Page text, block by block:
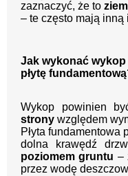
zaznaczyć, że to
– te często mają inną
Jak wykonać
płytę
Wykop powinien
strony względem
Płyta fundamentowa
dolna krawędź
poziomem gruntu –
przez wodę